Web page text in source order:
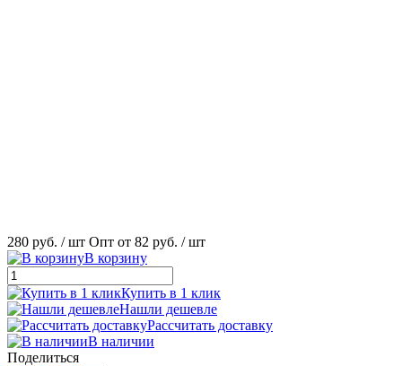
280 руб. / шт Опт от 82 руб. / шт
В корзину
Купить в 1 клик
Нашли дешевле
Рассчитать доставку
В наличии
Поделиться